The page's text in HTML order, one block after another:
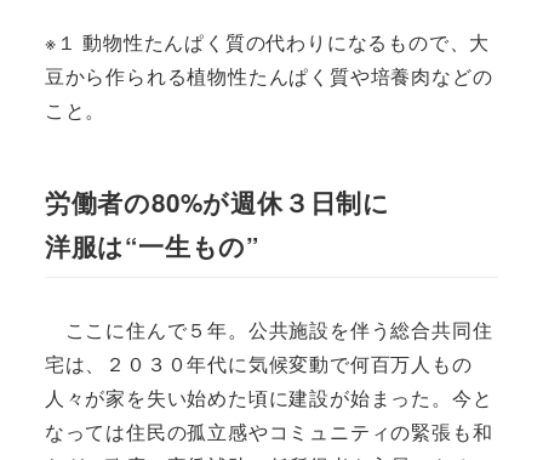
※１ 動物性たんぱく質の代わりになるもので、大
豆から作られる植物性たんぱく質や培養肉などの
こと。
労働者の80%が週休３日制に
洋服は“一生もの”
ここに住んで５年。公共施設を伴う総合共同住
宅は、２０３０年代に気候変動で何百万人もの
人々が家を失い始めた頃に建設が始まった。今と
なっては住民の孤立感やコミュニティの緊張も和